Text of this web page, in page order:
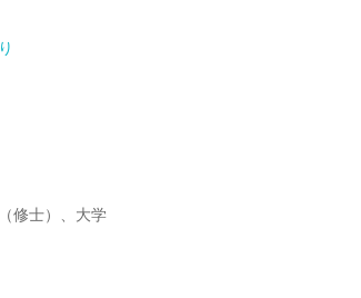
修士）、大学